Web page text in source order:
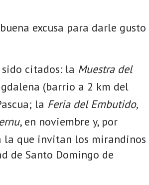
excusa para darle gusto
citados: la Muestra del
(barrio a 2 km del
la Feria del Embutido,
, en noviembre y, por
la que invitan los mirandinos
de Santo Domingo de